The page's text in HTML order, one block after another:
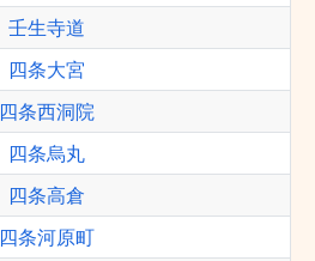
壬生寺道
四条大宮
四条西洞院
四条烏丸
四条高倉
四条河原町